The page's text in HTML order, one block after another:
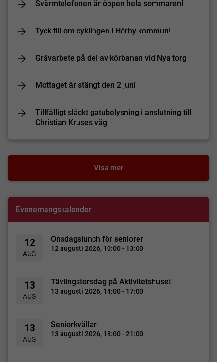
Svärmtelefonen är öppen hela sommaren!
Tyck till om cyklingen i Hörby kommun!
Grävarbete på del av körbanan vid Nya torg
Mottaget är stängt den 2 juni
Tillfälligt släckt gatubelysning i anslutning till
Christian Kruses väg
Visa mer
Evenemangskalender
12
AUG
Onsdagslunch för seniorer
12 augusti 2026, 10:00 - 13:00
13
AUG
Tävlingstorsdag på Aktivitetshuset
13 augusti 2026, 14:00 - 17:00
13
AUG
Seniorkvällar
13 augusti 2026, 18:00 - 21:00